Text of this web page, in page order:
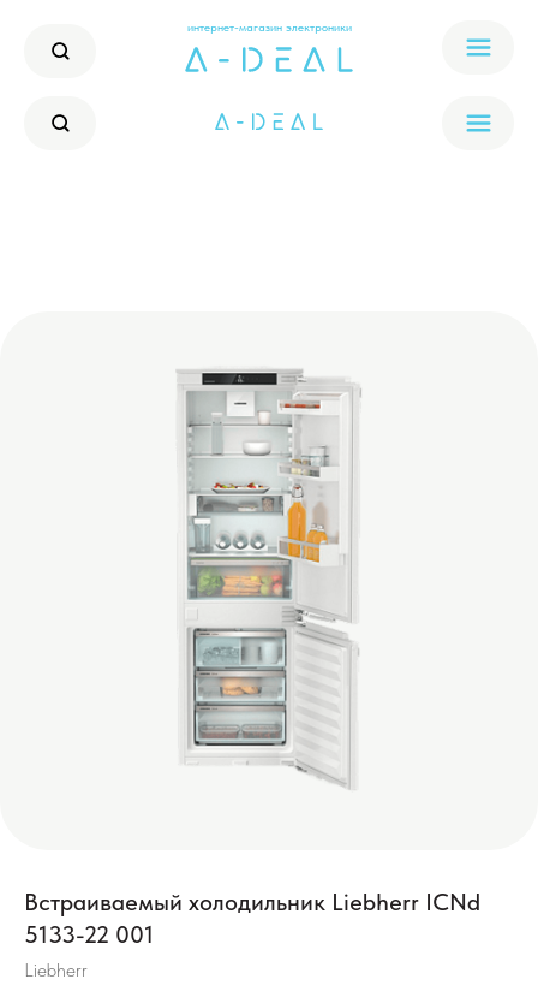
интернет-магазин электроники
Встраиваемый холодильник Liebherr ICNd
5133-22 001
Liebherr